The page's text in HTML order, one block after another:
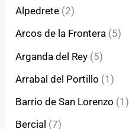
Alpedrete (2)
Arcos de la Frontera (5)
Arganda del Rey (5)
Arrabal del Portillo (1)
Barrio de San Lorenzo (1)
Bercial (7)